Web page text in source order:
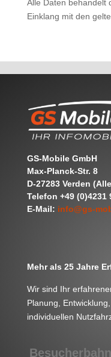
Alle Daten behandelt
Einklang mit den
GS-Mobile GmbH
Max-Planck-Str. 8
D-27283 Verden
Telefon +49 (0)4231
E-Mail: info@gs-
Mehr als 25 Jahre
Wir sind Ihr
Planung,
individuellen